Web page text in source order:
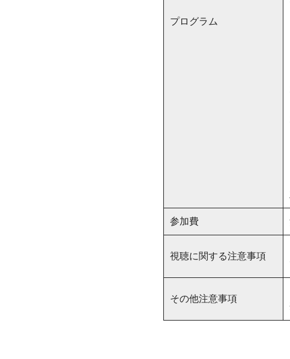
プログラム
参加費
視聴に関する注意事項
その他注意事項